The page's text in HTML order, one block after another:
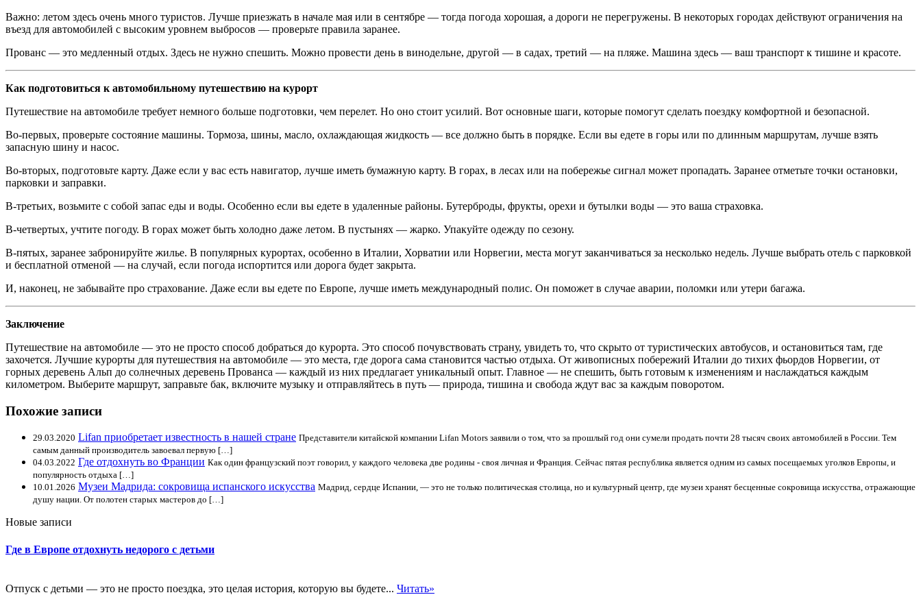
Важно: летом здесь очень много туристов. Лучше приезжать в начале мая или в сентябре — тогда погода хорошая, а дороги не перегружены. В некоторых городах действуют ограничения на
въезд для автомобилей с высоким уровнем выбросов — проверьте правила заранее.
Прованс — это медленный отдых. Здесь не нужно спешить. Можно провести день в винодельне, другой — в садах, третий — на пляже. Машина здесь — ваш транспорт к тишине и красоте.
Как подготовиться к автомобильному путешествию на курорт
Путешествие на автомобиле требует немного больше подготовки, чем перелет. Но оно стоит усилий. Вот основные шаги, которые помогут сделать поездку комфортной и безопасной.
Во-первых, проверьте состояние машины. Тормоза, шины, масло, охлаждающая жидкость — все должно быть в порядке. Если вы едете в горы или по длинным маршрутам, лучше взять
запасную шину и насос.
Во-вторых, подготовьте карту. Даже если у вас есть навигатор, лучше иметь бумажную карту. В горах, в лесах или на побережье сигнал может пропадать. Заранее отметьте точки остановки,
парковки и заправки.
В-третьих, возьмите с собой запас еды и воды. Особенно если вы едете в удаленные районы. Бутерброды, фрукты, орехи и бутылки воды — это ваша страховка.
В-четвертых, учтите погоду. В горах может быть холодно даже летом. В пустынях — жарко. Упакуйте одежду по сезону.
В-пятых, заранее забронируйте жилье. В популярных курортах, особенно в Италии, Хорватии или Норвегии, места могут заканчиваться за несколько недель. Лучше выбрать отель с парковкой
и бесплатной отменой — на случай, если погода испортится или дорога будет закрыта.
И, наконец, не забывайте про страхование. Даже если вы едете по Европе, лучше иметь международный полис. Он поможет в случае аварии, поломки или утери багажа.
Заключение
Путешествие на автомобиле — это не просто способ добраться до курорта. Это способ почувствовать страну, увидеть то, что скрыто от туристических автобусов, и остановиться там, где
захочется. Лучшие курорты для путешествия на автомобиле — это места, где дорога сама становится частью отдыха. От живописных побережий Италии до тихих фьордов Норвегии, от
горных деревень Альп до солнечных деревень Прованса — каждый из них предлагает уникальный опыт. Главное — не спешить, быть готовым к изменениям и наслаждаться каждым
километром. Выберите маршрут, заправьте бак, включите музыку и отправляйтесь в путь — природа, тишина и свобода ждут вас за каждым поворотом.
Похожие записи
29.03.2020 Lifan приобретает известность в нашей стране Представители китайской компании Lifan Motors заявили о том, что за прошлый год они сумели продать почти 28 тысяч своих автомобилей в России. Тем
самым данный производитель завоевал первую […]
04.03.2022 Где отдохнуть во Франции Как один французский поэт говорил, у каждого человека две родины - своя личная и Франция. Сейчас пятая республика является одним из самых посещаемых уголков Европы, и
популярность отдыха […]
10.01.2026 Музеи Мадрида: сокровища испанского искусства Мадрид, сердце Испании, — это не только политическая столица, но и культурный центр, где музеи хранят бесценные сокровища искусства, отражающие
душу нации. От полотен старых мастеров до […]
Новые записи
Где в Европе отдохнуть недорого с детьми
Отпуск с детьми — это не просто поездка, это целая история, которую вы будете... Читать»